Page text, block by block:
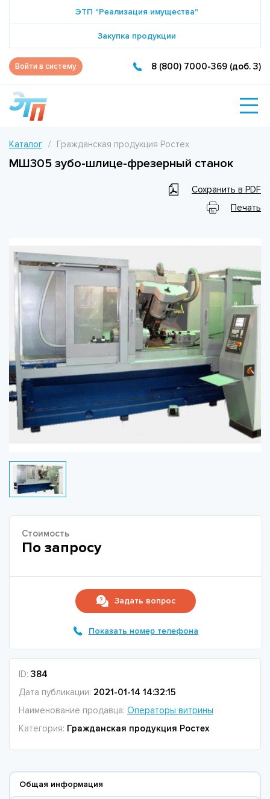
ЭТП "Реализация имущества"
Закупка продукции
Войти в систему 8 (800) 7000-369 (доб. 3)
Каталог Гражданская продукция Ростех
МШ305 зубо-шлице-фрезерный станок
Сохранить в PDF
Печать
Стоимость
По запросу
Задать вопрос
Показать номер телефона
ID: 384
Дата публикации: 2021-01-14 14:32:15
Наименование продавца: Операторы витрины
Категория: Гражданская продукция Ростех
Общая информация